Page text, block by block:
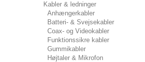
Kabler & ledninger
Anhængerkabler
Batteri- & Svejsekabler
Coax- og Videokabler
Funktionssikre kabler
Gummikabler
Højtaler & Mikrofon